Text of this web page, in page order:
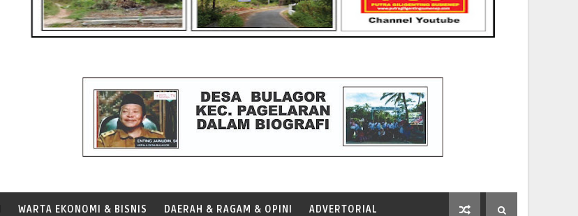
WARTA EKONOMI & BISNIS DAERAH & RAGAM & OPINI ADVERTORIAL